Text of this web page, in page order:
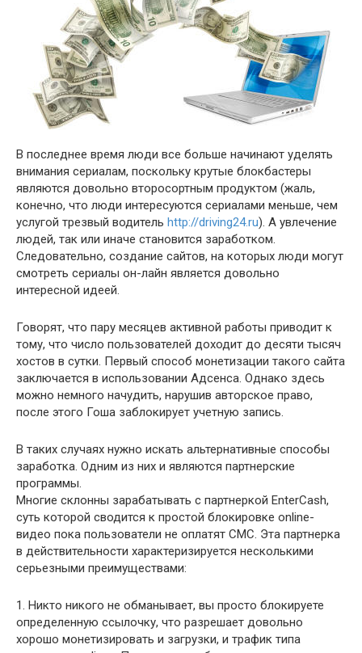
В последнее время люди все больше начинают уделять
внимания сериалам, поскольку крутые блокбастеры
являются довольно второсортным продуктом (жаль,
конечно, что люди интересуются сериалами меньше, чем
услугой трезвый водитель http://driving24.ru). А увлечение
людей, так или иначе становится заработком.
Следовательно, создание сайтов, на которых люди могут
смотреть сериалы он-лайн является довольно
интересной идеей.
Говорят, что пару месяцев активной работы приводит к
тому, что число пользователей доходит до десяти тысяч
хостов в сутки. Первый способ монетизации такого сайта
заключается в использовании Адсенса. Однако здесь
можно немного начудить, нарушив авторское право,
после этого Гоша заблокирует учетную запись.
В таких случаях нужно искать альтернативные способы
заработка. Одним из них и являются партнерские
программы.
Многие склонны зарабатывать с партнеркой EnterCash,
суть которой сводится к простой блокировке online-
видео пока пользователи не оплатят СМС. Эта партнерка
в действительности характеризируется несколькими
серьезными преимуществами:
1. Никто никого не обманывает, вы просто блокируете
определенную ссылочку, что разрешает довольно
хорошо монетизировать и загрузки, и трафик типа